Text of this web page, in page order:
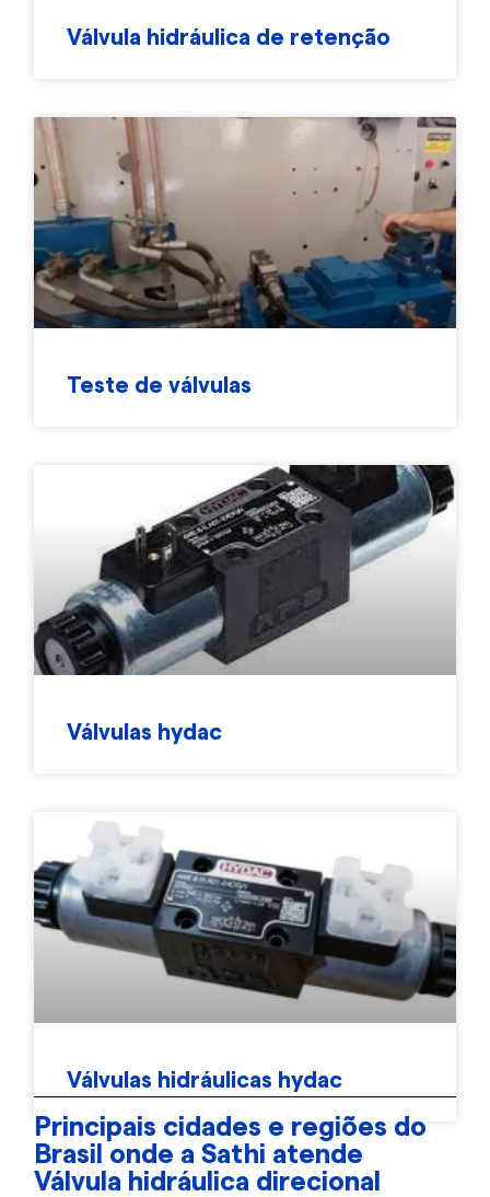
Válvula hidráulica de retenção
Teste de válvulas
Válvulas hydac
Válvulas hidráulicas hydac
Principais cidades e regiões do
Brasil onde a Sathi atende
Válvula hidráulica direcional